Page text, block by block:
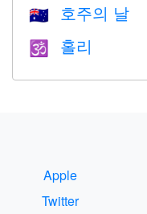
🇦🇺 호주의 날
🕉 홀리
Apple
Twitter